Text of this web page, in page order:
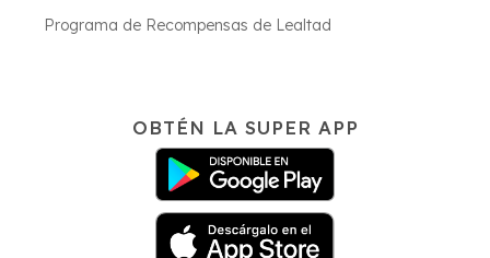
Programa de Recompensas de Lealtad
OBTÉN LA SUPER APP